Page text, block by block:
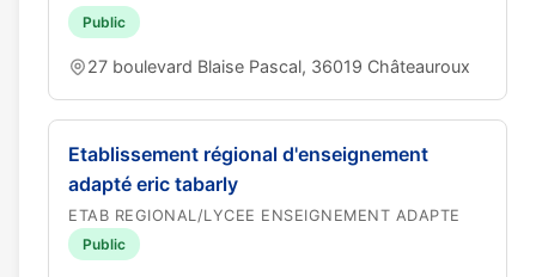
Public
27 boulevard Blaise Pascal, 36019 Châteauroux
Etablissement régional d'enseignement
adapté eric tabarly
ETAB REGIONAL/LYCEE ENSEIGNEMENT ADAPTE
Public